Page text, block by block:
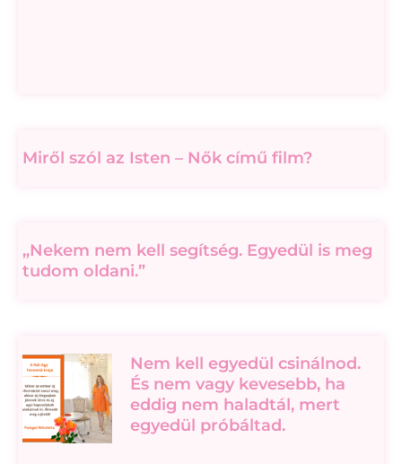
Miről szól az Isten – Nők című film?
„Nekem nem kell segítség. Egyedül is meg
tudom oldani.”
Nem kell egyedül csinálnod.
És nem vagy kevesebb, ha
eddig nem haladtál, mert
egyedül próbáltad.